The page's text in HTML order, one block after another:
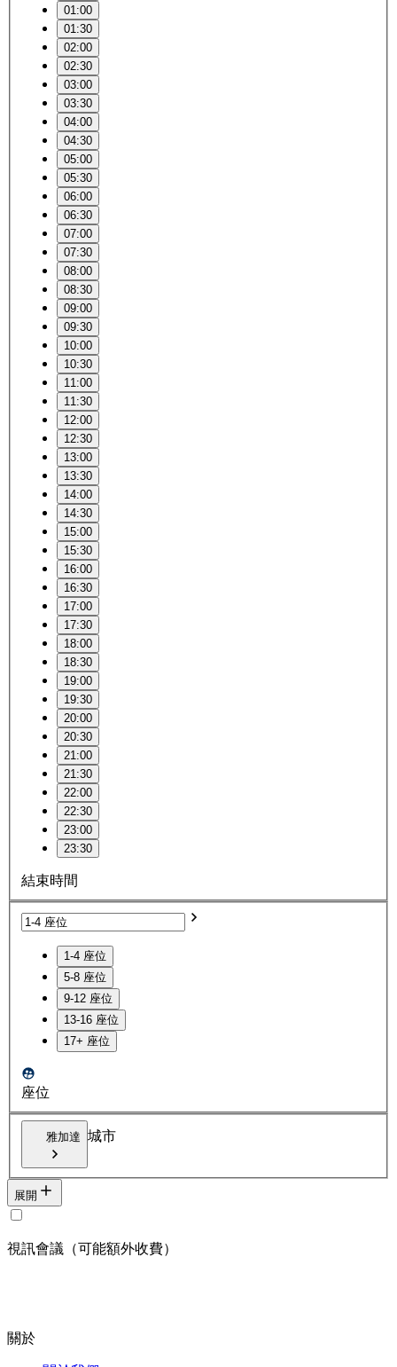
01:00
01:30
02:00
02:30
03:00
03:30
04:00
04:30
05:00
05:30
06:00
06:30
07:00
07:30
08:00
08:30
09:00
09:30
10:00
10:30
11:00
11:30
12:00
12:30
13:00
13:30
14:00
14:30
15:00
15:30
16:00
16:30
17:00
17:30
18:00
18:30
19:00
19:30
20:00
20:30
21:00
21:30
22:00
22:30
23:00
23:30
結束時間
1-4 座位
5-8 座位
9-12 座位
13-16 座位
17+ 座位
座位
雅加達 城市
展開
視訊會議（可能額外收費）
關於